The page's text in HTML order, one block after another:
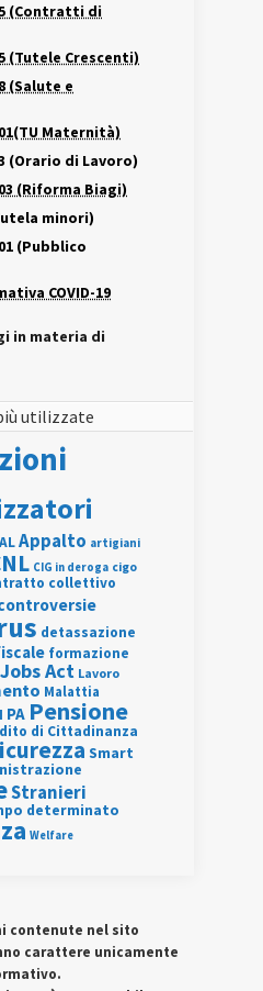
(Contratti di
(Tutele Crescenti)
(Salute e
Maternità)
(Orario di Lavoro)
(Riforma Biagi)
minori)
(Pubblico
COVID-19
in materia di
utilizzate
Appalto artigiani
CIG in deroga cigo
collettivo
detassazione
formazione
Jobs Act Lavoro
Malattia
PA Pensione
di Cittadinanza
Smart
Stranieri
determinato
Welfare
contenute nel sito
carattere unicamente